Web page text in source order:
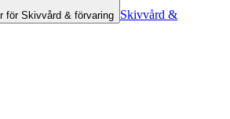
för Skivvård & förvaring Skivvård &